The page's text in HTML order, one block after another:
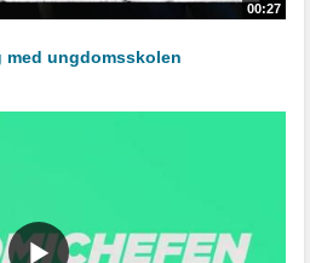
00:27
med ungdomsskolen